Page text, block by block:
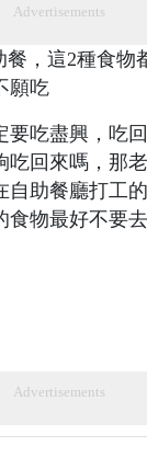
Advertisements
要吃盡興，吃
吃回來嗎，那
自助餐廳打工
食物最好不要
Advertisements